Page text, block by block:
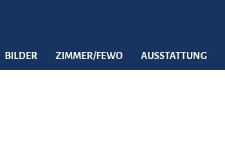
BILDER ZIMMER/FEWO AUSSTATTUNG